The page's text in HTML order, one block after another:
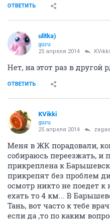
ОТВЕТИТЬ
ulitka)
guru
25 апреля 2014 KVikki
Нет, на этот раз в другой
ОТВЕТИТЬ
KVikki
guru
25 апреля 2014
Меня в ЖК порадовали,
собираюсь переезжать, и
прикреплена к
прикрепят без проблем
осмотр никто не поедет
ехать то 4 км... В
Тань, вот часто к тебе
если да ,то по каким